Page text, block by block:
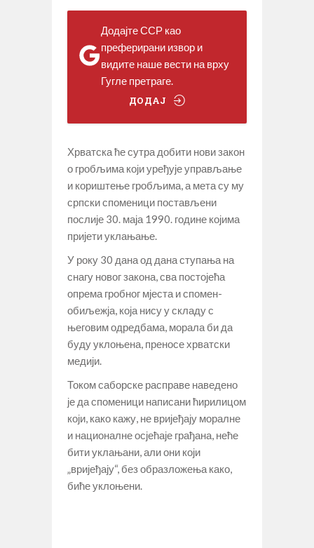
Додајте ССР као
преферирани извор и
видите наше вести на врху
Гугле претраге.
ДОДАЈ
Хрватска ће сутра добити нови закон
о гробљима који уређује управљање
и кориштење гробљима, а мета су му
српски споменици постављени
послије 30. маја 1990. године којима
пријети уклањање.
У року 30 дана од дана ступања на
снагу новог закона, сва постојећа
опрема гробног мјеста и спомен-
обиљежја, која нису у складу с
његовим одредбама, морала би да
буду уклоњена, преносе хрватски
медији.
Током саборске расправе наведено
је да споменици написани ћирилицом
који, како кажу, не вријеђају моралне
и националне осјећаје грађана, неће
бити уклањани, али они који
„вријеђају“, без образложења како,
биће уклоњени.